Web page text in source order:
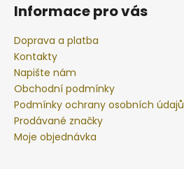
Informace pro vás
Doprava a platba
Kontakty
Napište nám
Obchodní podmínky
Podmínky ochrany osobních údajů
Prodávané značky
Moje objednávka